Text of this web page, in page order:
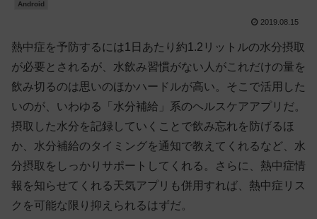
Android
2019.08.15
熱中症を予防するには1日あたり約1.2リットルの水分摂取
が必要とされるが、水飲み習慣がない人がこれだけの量を
飲み切るのは思いのほかハードルが高い。そこで活用した
いのが、いわゆる「水分補給」系のヘルスケアアプリだ。
摂取した水分を記録していくことで飲み忘れを防げるほ
か、水分補給のタイミングを通知で教えてくれるなど、水
分摂取をしっかりサポートしてくれる。さらに、熱中症情
報を知らせてくれる天気アプリも併用すれば、熱中症リス
クを可能な限り抑えられるはずだ。